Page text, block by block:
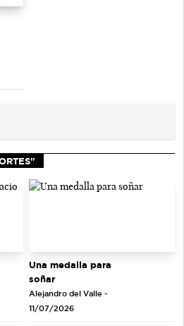
Una medalla para
soñar
Alejandro del Valle -
11/07/2026